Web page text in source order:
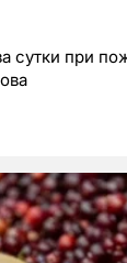
сутки при